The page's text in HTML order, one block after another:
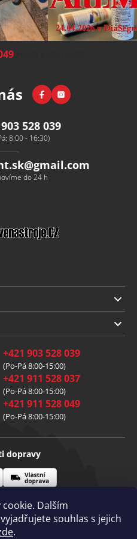
Dalším
souhlas s jejich
.
(Po-Pá 8:00-15:00)
FacebookInstagram
528 039
8:00 - 16:30)
@gmail.com
do 24 h
+421 903 528 039
(Po-Pá 8:00-15:00)
+421 911 528 037
(Po-Pá 8:00-15:00)
+421 911 528 049
(Po-Pá 8:00-15:00)
dopravy
doprava